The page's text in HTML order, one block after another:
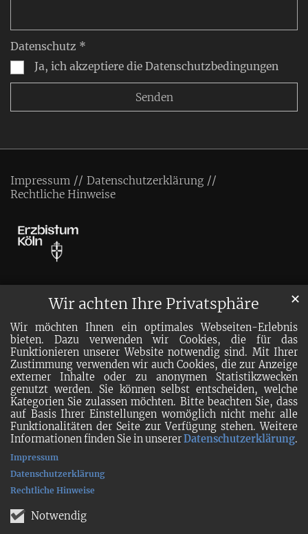
Wir achten Ihre Privatsphäre
Wir möchten Ihnen ein optimales Webseiten-Erlebnis
bieten. Dazu verwenden wir Cookies, die für das
Funktionieren unserer Website notwendig sind. Mit Ihrer
Zustimmung verwenden wir auch Cookies, die zur Anzeige
externer Inhalte oder zu anonymen Statistikzwecken
genutzt werden. Sie können selbst entscheiden, welche
Kategorien Sie zulassen möchten. Bitte beachten Sie, dass
auf Basis Ihrer Einstellungen womöglich nicht mehr alle
Funktionalitäten der Seite zur Verfügung stehen. Weitere
Informationen finden Sie in unsererDatenschutzerklärung.
Notwendig
✕
Impressum
Datenschutzerklärung
Rechtliche Hinweise
Datenschutz *
Ja, ich akzeptiere die Datenschutzbedingungen
Impressum
Datenschutzerklärung
Rechtliche Hinweise